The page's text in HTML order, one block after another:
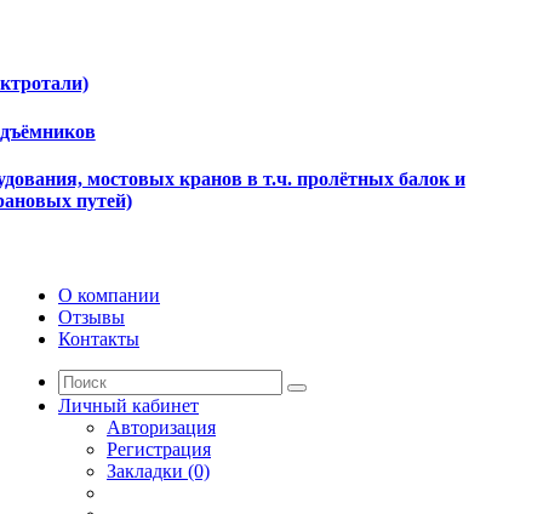
мостовых кранов в т.ч. пролётных балок и
путей)
О компании
Отзывы
Контакты
Личный кабинет
Авторизация
Регистрация
Закладки (0)